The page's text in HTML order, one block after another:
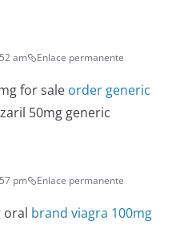
am Enlace permanente
for sale order generic
50mg generic
pm Enlace permanente
oral brand viagra 100mg